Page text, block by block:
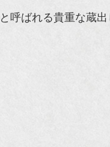
と呼ばれる貴重な蔵